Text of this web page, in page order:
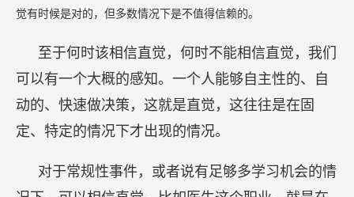
接触了大量病例的情况下，成为了直觉专家。医生
直觉，但是他不应该百分百信赖直觉，因为世界上
不存在百分之百的正确。
人在开车的时候，也会有很多直觉，尤其是在危
过程不需要思考，在无意识的情况下也可以根据直